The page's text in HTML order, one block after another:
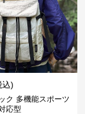
込)
ク 多機能スポーツ
応型